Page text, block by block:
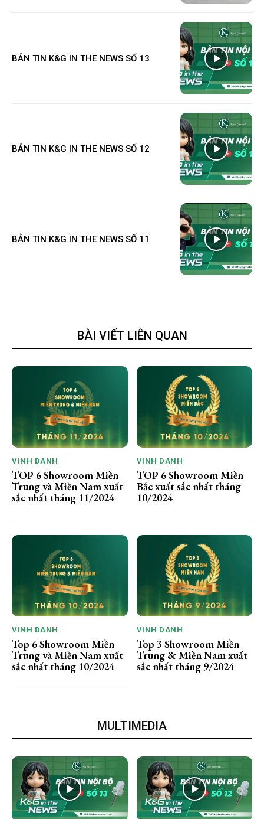
BẢN TIN K&G IN THE NEWS SỐ 13
BẢN TIN K&G IN THE NEWS SỐ 12
BẢN TIN K&G IN THE NEWS SỐ 11
BÀI VIẾT LIÊN QUAN
VINH DANH
TOP 6 Showroom Miền
Trung và Miền Nam xuất
sắc nhất tháng 11/2024
VINH DANH
TOP 6 Showroom Miền
Bắc xuất sắc nhất tháng
10/2024
VINH DANH
Top 6 Showroom Miền
Trung và Miền Nam xuất
sắc nhất tháng 10/2024
VINH DANH
Top 3 Showroom Miền
Trung & Miền Nam xuất
sắc nhất tháng 9/2024
MULTIMEDIA